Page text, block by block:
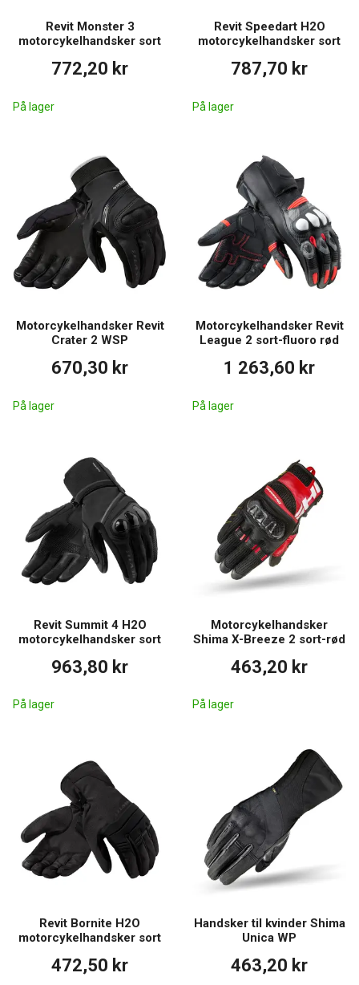
Revit Monster 3
motorcykelhandsker sort
772,20 kr
På lager
Revit Speedart H2O
motorcykelhandsker sort
787,70 kr
På lager
Motorcykelhandsker Revit
Crater 2 WSP
670,30 kr
På lager
Motorcykelhandsker Revit
League 2 sort-fluoro rød
1 263,60 kr
På lager
Revit Summit 4 H2O
motorcykelhandsker sort
963,80 kr
På lager
Motorcykelhandsker
Shima X-Breeze 2 sort-rød
463,20 kr
På lager
Revit Bornite H2O
motorcykelhandsker sort
472,50 kr
Handsker til kvinder Shima
Unica WP
463,20 kr